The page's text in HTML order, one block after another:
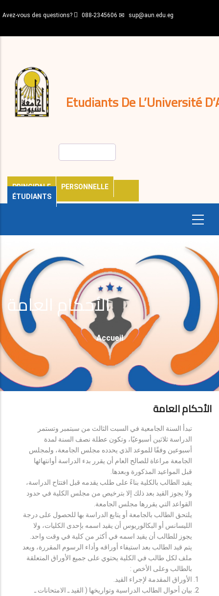
au
principal
Avez-vous des questions? 088-2345606 sup@aun.edu.eg
Etudiants De L’Université
PRINCIPALE
PERSONNELLE
ÉTUDIANTS
décisions
Expatriés
Journal
الأحكام العامة
Fil
D'Ariane
Accueil
الأحكام العامة
تبدأ السنة الجامعية في السبت الثالث من سبتمبر وتستمر
الدراسة ثلاثين أسبوعيًا، وتكون عطلة نصف السنة لمدة
أسبوعين وفقًا للموعد الذي يحدده مجلس الجامعة، ولمجلس
الجامعة مراعاة للصالح العام أن يقرر بدء الدراسة أوانتهائها
قبل المواعيد المذكورة وبعدها.
يقيد الطالب بالكلية بناءً على طلب يقدمه قبل افتتاح الدراسة،
ولا يجوز القيد بعد ذلك إلا بترخيص من مجلس الكلية في حدود
القواعد التي يقررها مجلس الجامعة.
يلتحق الطالب بالجامعة أو يتابع الدراسة بها للحصول على درجة
الليسانس أو البكالوريوس أن يقيد اسمه بإحدى الكليات، ولا
يجوز للطالب أن يقيد اسمه في أكثر من كلية في وقت واحد.
يتم قيد الطالب بعد استيفاء أوراقه وأداء الرسوم المقررة، ويعد
ملف لكل طالب في الكلية يحتوي على جميع الأوراق المتعلقة
بالطالب وعلى الأخص :
الأوراق المقدمة لإجراء القيد.
بيان أحوال الطالب الدراسية وتواريخها ( القيد ـ الامتحانات ـ